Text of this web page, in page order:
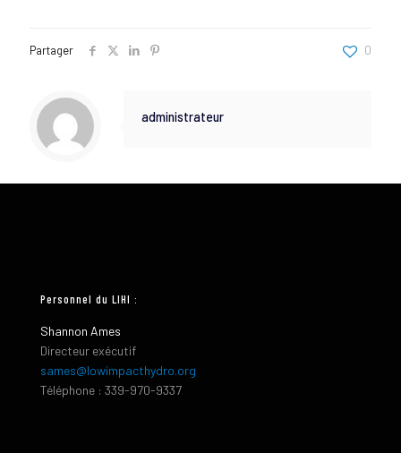
Partager 0
administrateur
Personnel du LIHI :
Shannon Ames
Directeur exécutif
sames@lowimpacthydro.org
Téléphone : 339-970-9337